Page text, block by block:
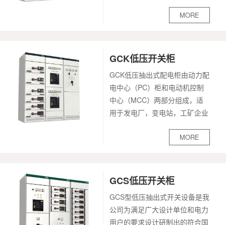
机构可轻松移动手车，并能防止
误操作而损坏推进机构；
e、...
柜，该产品符合国家标准
套开关设备》、国际标准
IEC439规定MNS型低压开关柜
适应各种供电、配电的需要，能
广泛用于发电厂、变电站、工矿
企业、大楼宾馆、市政建设等各
种低压配电系统。
MORE
GCK低压开关柜
GCK低压抽出式配电柜由动力配
电中心（PC）柜和电动机控制
中心（MCC）两部分组成，适
用于发电厂，变电站，工矿企业
大工作电压至660V,最大工作电
配电设备的电能转换分配控制之
MORE
GCS低压开关柜
GCS型低压抽出式开关设备是我
公司为满足广大设计单位和电力
用户的要求设计研制出的符合国